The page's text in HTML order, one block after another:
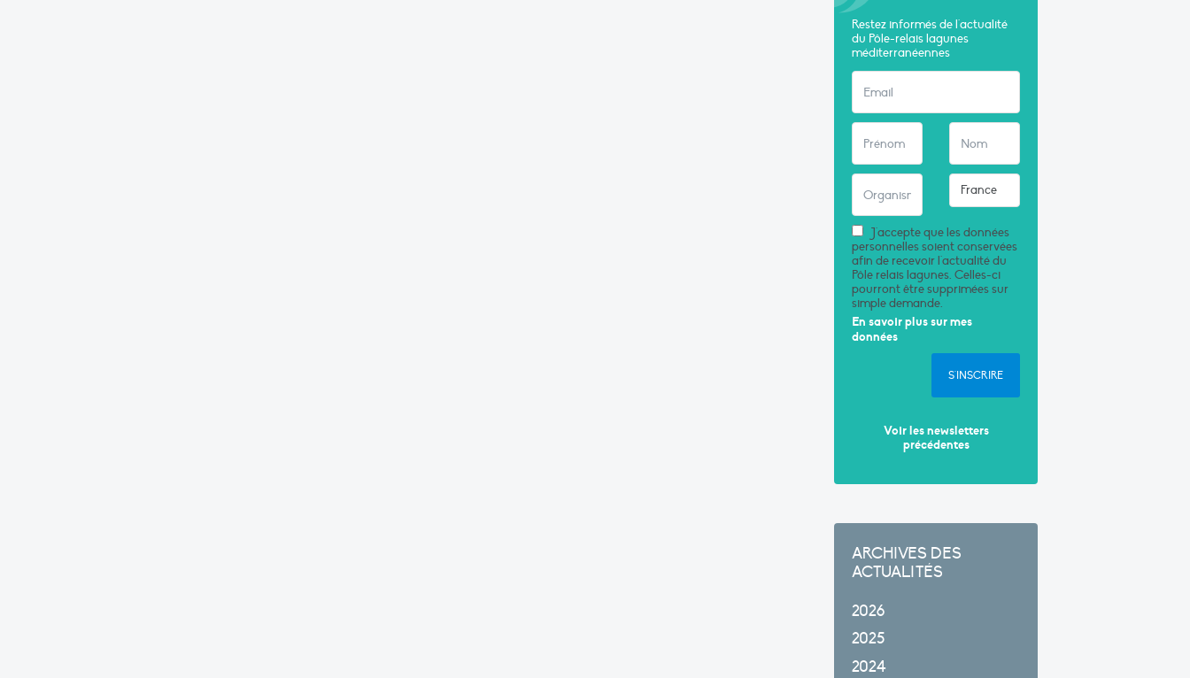
Restez informés de l'actualité
du Pôle-relais lagunes
méditerranéennes
J'accepte que les données
personnelles soient conservées
afin de recevoir l'actualité du
Pôle relais lagunes. Celles-ci
pourront être supprimées sur
simple demande.
En savoir plus sur mes
données
S'INSCRIRE
Voir les newsletters
précédentes
ARCHIVES DES
ACTUALITÉS
2026
2025
2024